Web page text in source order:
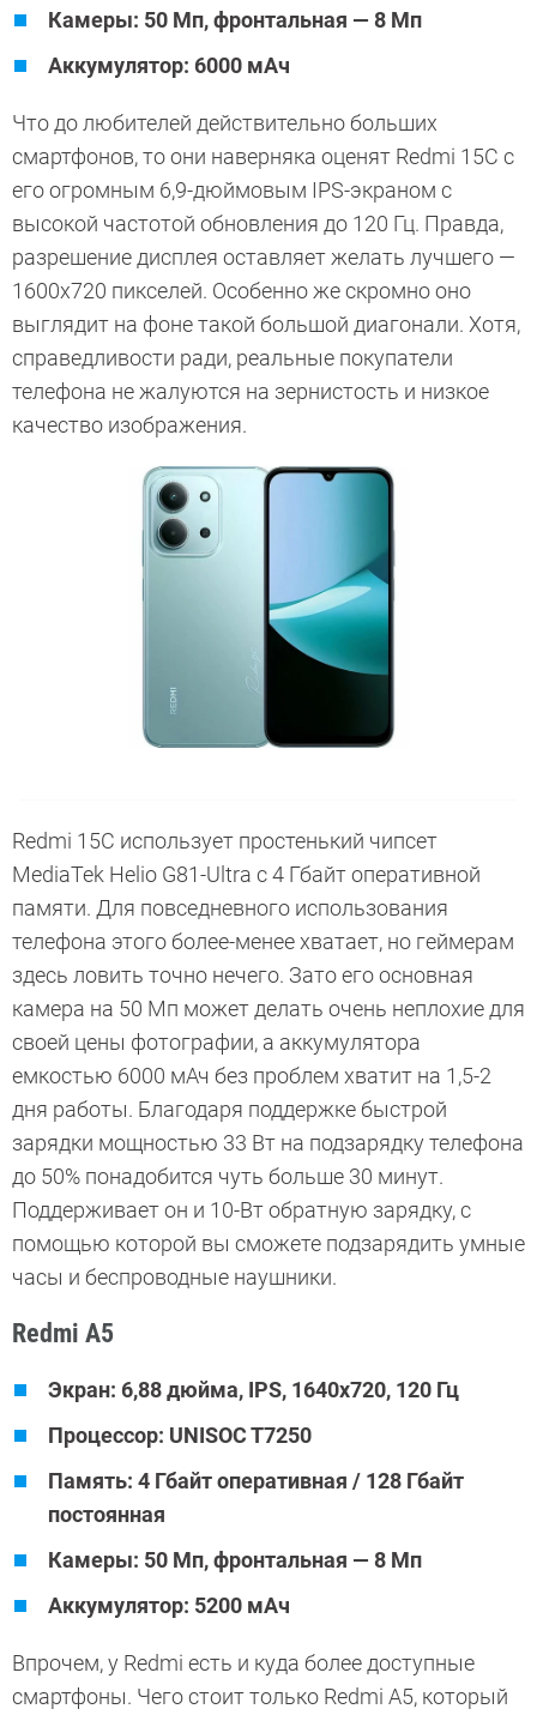
Камеры: 50 Мп, фронтальная — 8 Мп
Аккумулятор: 6000 мАч
Что до любителей действительно больших
смартфонов, то они наверняка оценят Redmi 15C с
его огромным 6,9-дюймовым IPS-экраном с
высокой частотой обновления до 120 Гц. Правда,
разрешение дисплея оставляет желать лучшего —
1600х720 пикселей. Особенно же скромно оно
выглядит на фоне такой большой диагонали. Хотя,
справедливости ради, реальные покупатели
телефона не жалуются на зернистость и низкое
качество изображения.
Redmi 15C использует простенький чипсет
MediaTek Helio G81-Ultra с 4 Гбайт оперативной
памяти. Для повседневного использования
телефона этого более-менее хватает, но геймерам
здесь ловить точно нечего. Зато его основная
камера на 50 Мп может делать очень неплохие для
своей цены фотографии, а аккумулятора
емкостью 6000 мАч без проблем хватит на 1,5-2
дня работы. Благодаря поддержке быстрой
зарядки мощностью 33 Вт на подзарядку телефона
до 50% понадобится чуть больше 30 минут.
Поддерживает он и 10-Вт обратную зарядку, с
помощью которой вы сможете подзарядить умные
часы и беспроводные наушники.
Redmi A5
Экран: 6,88 дюйма, IPS, 1640х720, 120 Гц
Процессор: UNISOC T7250
Память: 4 Гбайт оперативная / 128 Гбайт
постоянная
Камеры: 50 Мп, фронтальная — 8 Мп
Аккумулятор: 5200 мАч
Впрочем, у Redmi есть и куда более доступные
смартфоны. Чего стоит только Redmi A5, который